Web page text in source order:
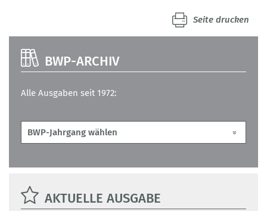
Seite drucken
BWP-ARCHIV
Alle Ausgaben seit 1972:
AKTUELLE AUSGABE